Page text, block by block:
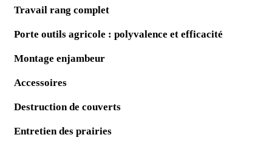
Travail rang complet
Porte outils agricole : polyvalence et efficacité
Montage enjambeur
Accessoires
Destruction de couverts
Entretien des prairies